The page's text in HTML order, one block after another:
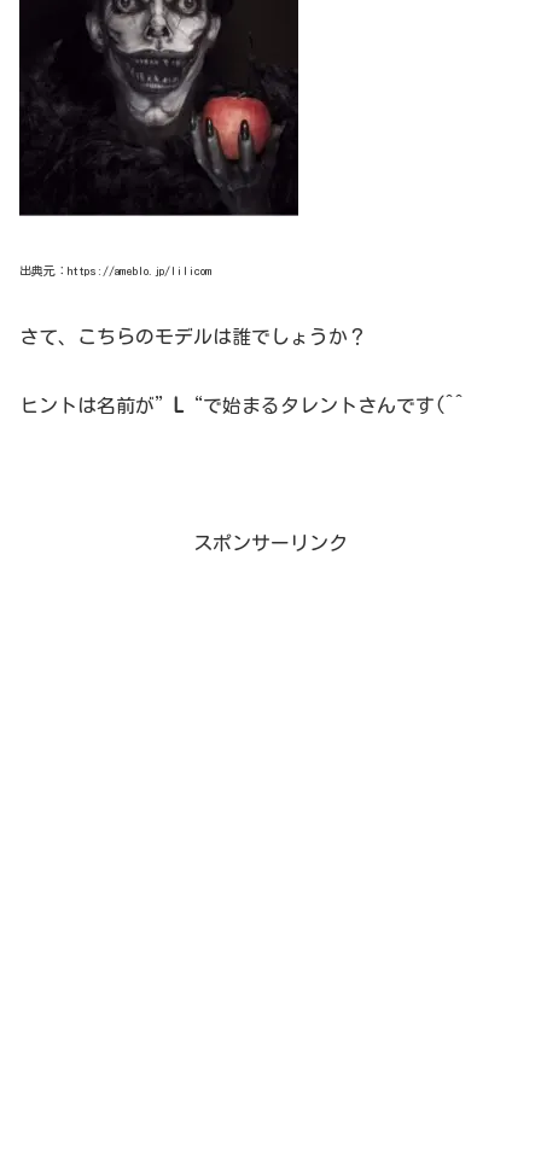
出典元：https://ameblo.jp/lilicom
さて、こちらのモデルは誰でしょうか？
ヒントは名前が” L “で始まるタレントさんです(^^
スポンサーリンク